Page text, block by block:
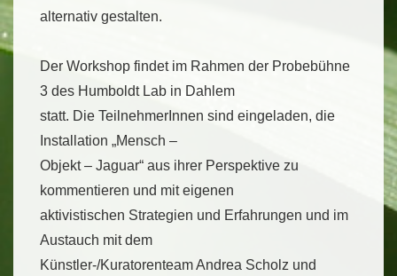
alternativ gestalten.
Der Workshop findet im Rahmen der Probebühne
3 des Humboldt Lab in Dahlem
statt. Die TeilnehmerInnen sind eingeladen, die
Installation „Mensch –
Objekt – Jaguar“ aus ihrer Perspektive zu
kommentieren und mit eigenen
aktivistischen Strategien und Erfahrungen und im
Austauch mit dem
Künstler-/Kuratorenteam Andrea Scholz und